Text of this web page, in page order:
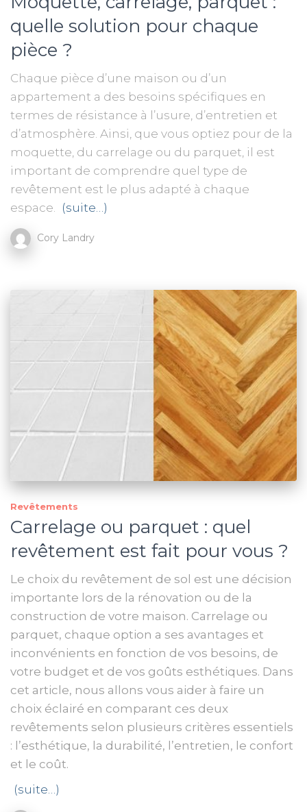
quelle solution pour chaque
pièce ?
Chaque pièce d’une maison ou d’un
appartement a des besoins spécifiques en
termes de résistance à l’usure, d’entretien et
d’atmosphère. Ainsi, que vous optiez pour de la
moquette, du carrelage ou du parquet, il est
important de comprendre quel type de
revêtement est le plus adapté à chaque
espace. (suite…)
Cory Landry
Revêtements
Carrelage ou parquet : quel
revêtement est fait pour vous ?
Le choix du revêtement de sol est une décision
importante lors de la rénovation ou de la
construction de votre maison. Carrelage ou
parquet, chaque option a ses avantages et
inconvénients en fonction de vos besoins, de
votre budget et de vos goûts esthétiques. Dans
cet article, nous allons vous aider à faire un
choix éclairé en comparant ces deux
revêtements selon plusieurs critères essentiels
: l’esthétique, la durabilité, l’entretien, le confort
et le coût.
(suite…)